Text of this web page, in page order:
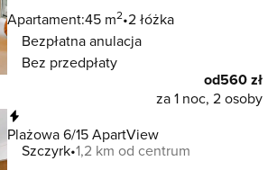
Apartament:45 m2 2 łóżka
Bezpłatna anulacja
Bez przedpłaty
od560 zł
za 1 noc, 2 osoby
Plażowa 6/15 ApartView
Szczyrk 1,2 km od centrum